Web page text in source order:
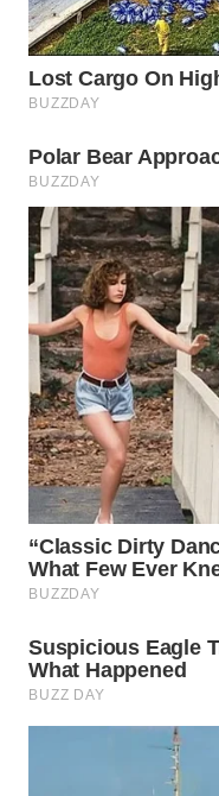
WN
SOLO
BOROBUDUR
WN
MADURA
WN
SURABAYA
WN
NATUNA
WN
BINTAN
WN
MANDALIKA
WN
LIKUPANG